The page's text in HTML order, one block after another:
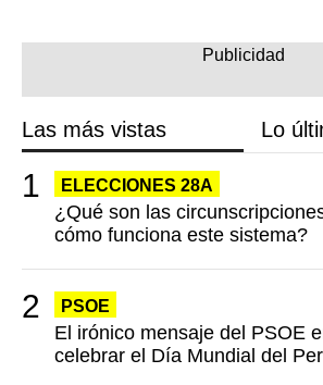
Las más vistas Lo
ELECCIONES 28A
¿Qué son las
cómo funciona este sistema?
PSOE
El irónico mensaje del PSOE
celebrar el Día Mundial del